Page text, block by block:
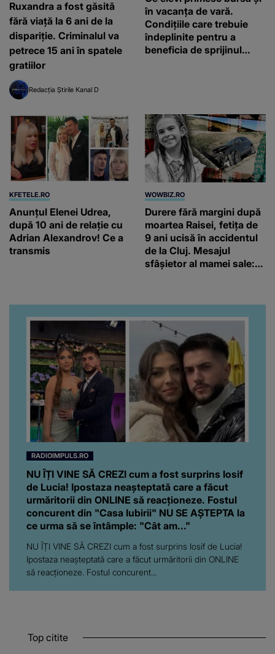
Ruxandra a fost găsită
fără viață la 6 ani de la
dispariție. Criminalul va
petrece 15 ani în spatele
gratiilor
Redacția Știrile Kanal D
în vacanța de vară.
Condițiile care trebuie
îndeplinite pentru a
beneficia de sprijinul
KFETELE.RO
Anunțul Elenei Udrea,
după 10 ani de relație cu
Adrian Alexandrov! Ce a
transmis
WOWBIZ.RO
Durere fără margini după
moartea Raisei, fetița de
9 ani ucisă în accidentul
de la Cluj. Mesajul
sfâșietor al mamei sale:
RADIOIMPULS.RO
NU ÎȚI VINE SĂ CREZI cum a fost surprins Iosif
de Lucia! Ipostaza neașteptată care a făcut
urmăritorii din ONLINE să reacționeze. Fostul
concurent din "Casa Iubirii" NU SE AȘTEPTA la
ce urma să se întâmple: "Cât am..."
NU ÎȚI VINE SĂ CREZI cum a fost surprins Iosif de Lucia!
Ipostaza neașteptată care a făcut urmăritorii din ONLINE
să reacționeze. Fostul concurent...
Top citite